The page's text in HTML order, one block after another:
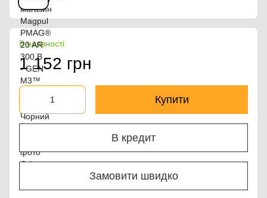
В наявності
1 152 грн
Купити
В кредит
Замовити швидко